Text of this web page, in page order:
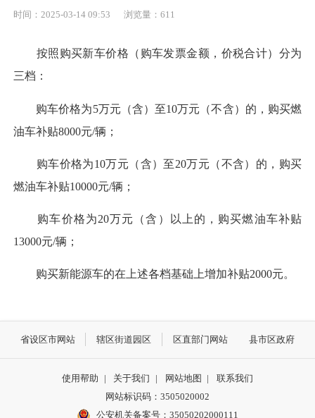
时间：2025-03-14 09:53 浏览量： 611
按照购买新车价格（购车发票金额，价税合计）分为
三档：
购车价格为5万元（含）至10万元（不含）的，购买燃
油车补贴8000元/辆；
购车价格为10万元（含）至20万元（不含）的，购买
燃油车补贴10000元/辆；
购车价格为20万元（含）以上的，购买燃油车补贴
13000元/辆；
购买新能源车的在上述各档基础上增加补贴2000元。
省设区市网站 辖区街道园区 区直部门网站 县市区政府
使用帮助 | 关于我们 | 网站地图 |
联系我们
网站标识码：3505020002
公安机关备案号：35050202000111